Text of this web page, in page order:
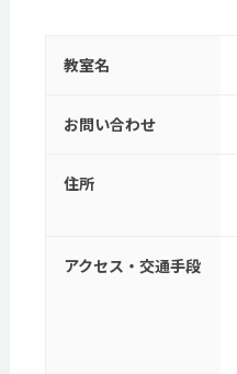
教室名
お問い合わせ
住所
アクセス・交通手段